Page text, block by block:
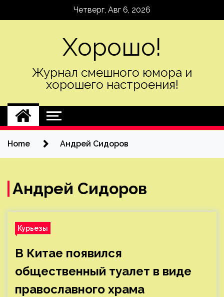
Четверг, Авг 6, 2026
Хорошо!
Журнал смешного юмора и
хорошего настроения!
Home Андрей Сидоров
Андрей Сидоров
Курьезы
В Китае появился
общественный туалет в виде
православного храма